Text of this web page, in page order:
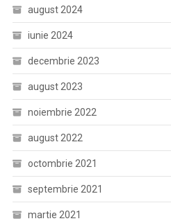
august 2024
iunie 2024
decembrie 2023
august 2023
noiembrie 2022
august 2022
octombrie 2021
septembrie 2021
martie 2021